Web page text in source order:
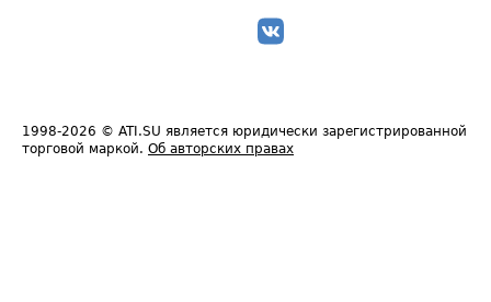
1998-2026 © ATI.SU является юридически зарегистрированной
торговой маркой. Об авторских правах